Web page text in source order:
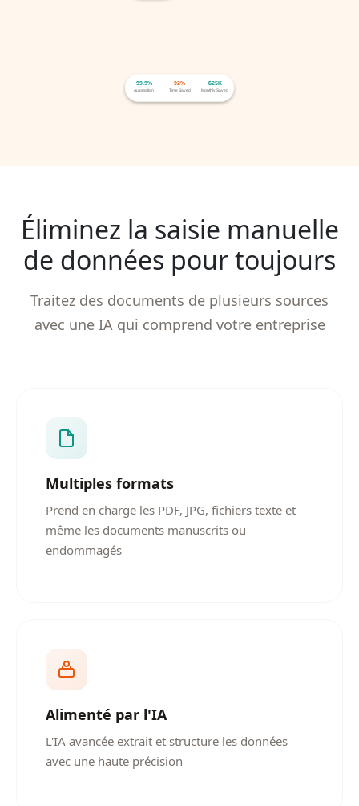
99.9%
Automation
92%
Time Saved
$25K
Monthly Saved
Éliminez la saisie manuelle
de données pour toujours
Traitez des documents de plusieurs sources
avec une IA qui comprend votre entreprise
Multiples formats
Prend en charge les PDF, JPG, fichiers texte et
même les documents manuscrits ou
endommagés
Alimenté par l'IA
L'IA avancée extrait et structure les données
avec une haute précision